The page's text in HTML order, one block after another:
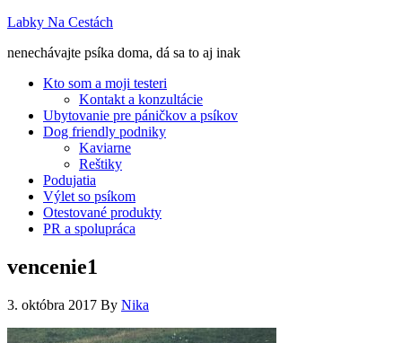
Labky Na Cestách
nenechávajte psíka doma, dá sa to aj inak
Kto som a moji testeri
Kontakt a konzultácie
Ubytovanie pre páničkov a psíkov
Dog friendly podniky
Kaviarne
Reštiky
Podujatia
Výlet so psíkom
Otestované produkty
PR a spolupráca
vencenie1
3. októbra 2017 By Nika